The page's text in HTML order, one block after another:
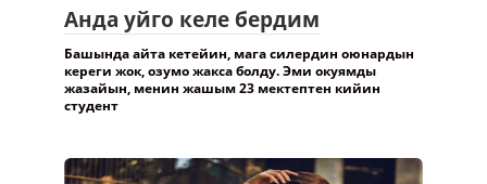
Анда уйго келе бердим
Башында айта кетейин, мага силердин оюнардын
кереги жок, озумо жакса болду. Эми окуямды
жазайын, менин жашым 23 мектептен кийин
студент